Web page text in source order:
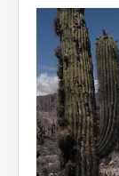
Home
Actualités
Conseil des
Revues
Soutenir en
Contact